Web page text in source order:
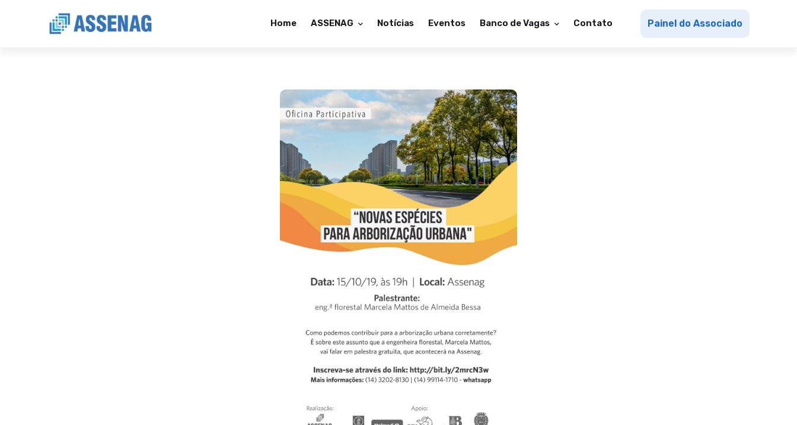
Painel do Associado
Home ASSENAG Notícias Eventos Banco de Vagas Contato